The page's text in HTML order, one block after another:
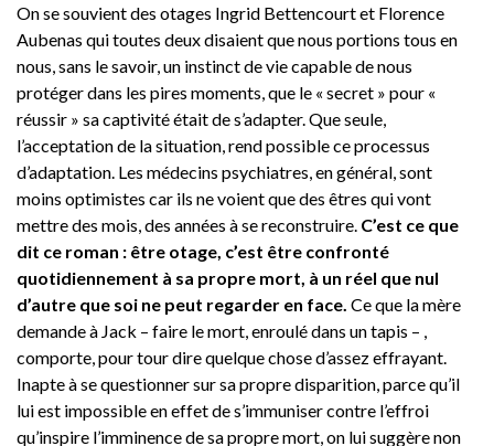
On se souvient des otages Ingrid Bettencourt et Florence
Aubenas qui toutes deux disaient que nous portions tous en
nous, sans le savoir, un instinct de vie capable de nous
protéger dans les pires moments, que le « secret » pour «
réussir » sa captivité était de s’adapter. Que seule,
l’acceptation de la situation, rend possible ce processus
d’adaptation. Les médecins psychiatres, en général, sont
moins optimistes car ils ne voient que des êtres qui vont
mettre des mois, des années à se reconstruire. C’est ce que
dit ce roman : être otage, c’est être confronté
quotidiennement à sa propre mort, à un réel que nul
d’autre que soi ne peut regarder en face. Ce que la mère
demande à Jack – faire le mort, enroulé dans un tapis – ,
comporte, pour tour dire quelque chose d’assez effrayant.
Inapte à se questionner sur sa propre disparition, parce qu’il
lui est impossible en effet de s’immuniser contre l’effroi
qu’inspire l’imminence de sa propre mort, on lui suggère non